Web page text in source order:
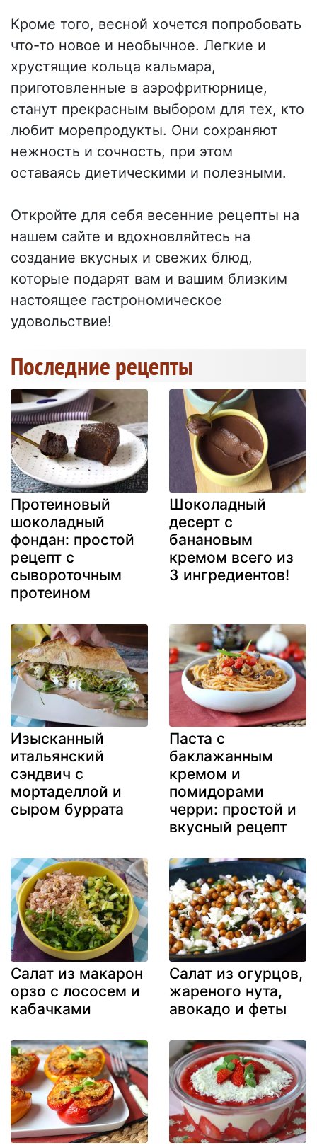
Кроме того, весной хочется попробовать
что-то новое и необычное. Легкие и
хрустящие кольца кальмара,
приготовленные в аэрофритюрнице,
станут прекрасным выбором для тех, кто
любит морепродукты. Они сохраняют
нежность и сочность, при этом
оставаясь диетическими и полезными.
Откройте для себя весенние рецепты на
нашем сайте и вдохновляйтесь на
создание вкусных и свежих блюд,
которые подарят вам и вашим близким
настоящее гастрономическое
удовольствие!
Последние рецепты
Протеиновый
шоколадный
фондан: простой
рецепт с
сывороточным
протеином
Шоколадный
десерт с
банановым
кремом всего из
3 ингредиентов!
Изысканный
итальянский
сэндвич с
мортаделлой и
сыром буррата
Паста с
баклажанным
кремом и
помидорами
черри: простой и
вкусный рецепт
Салат из макарон
орзо с лососем и
кабачками
Салат из огурцов,
жареного нута,
авокадо и феты